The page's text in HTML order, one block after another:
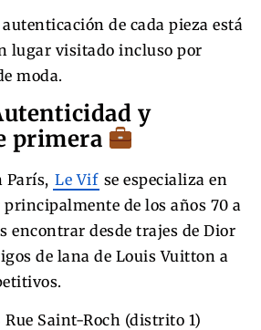
de cada pieza está
lugar visitado incluso por
moda.
y
primera
París, Le Vif se especializa en
de los años 70 a
encontrar desde trajes de Dior
de lana de Louis Vuitton a
Rue Saint-Roch (distrito 1)